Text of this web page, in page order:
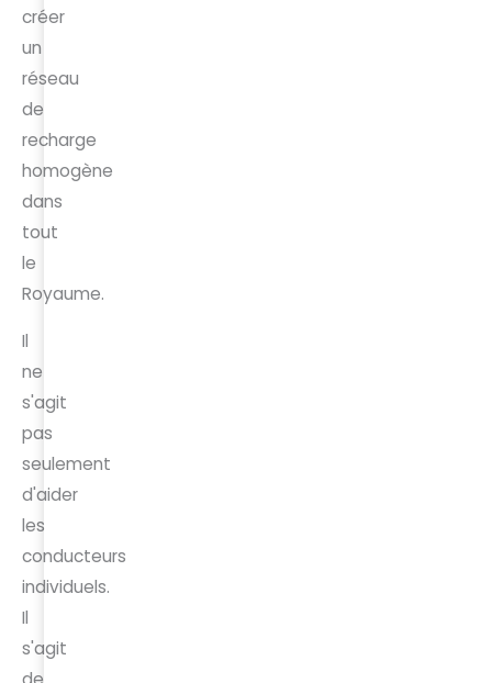
créer
un
réseau
de
recharge
homogène
dans
tout
le
Royaume.
Il
ne
s'agit
pas
seulement
d'aider
les
conducteurs
individuels.
Il
s'agit